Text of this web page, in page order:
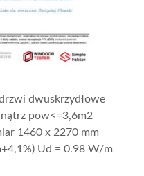
dwuskrzydłowe
pow<=3,6m2
1460 x 2270 mm
Ud = 0.98 W/m